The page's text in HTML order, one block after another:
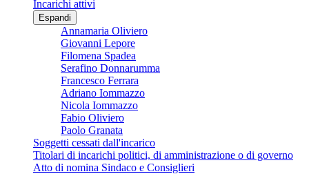
Incarichi attivi
Espandi
Annamaria Oliviero
Giovanni Lepore
Filomena Spadea
Serafino Donnarumma
Francesco Ferrara
Adriano Iommazzo
Nicola Iommazzo
Fabio Oliviero
Paolo Granata
Soggetti cessati dall'incarico
Titolari di incarichi politici, di amministrazione o di governo
Atto di nomina Sindaco e Consiglieri